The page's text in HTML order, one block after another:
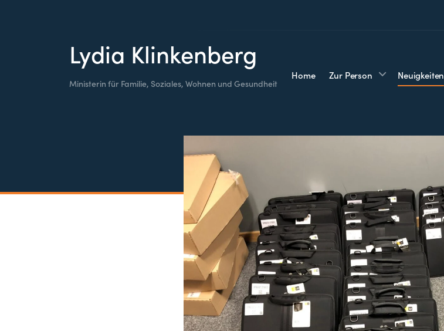
Lydia Klinkenberg
Ministerin für Familie, Soziales, Wohnen und Gesundheit
Home Zur Person Neuigkeiten